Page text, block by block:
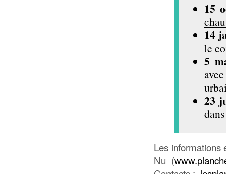
15
14
le
5
23
Les informations
Nu (